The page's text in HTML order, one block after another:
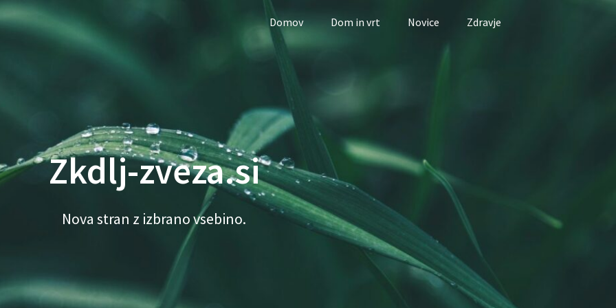
Domov Dom in vrt Novice Zdravje
Zkdlj-zveza.si
Nova stran z izbrano vsebino.